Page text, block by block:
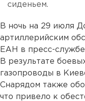
сиденьем.
В ночь на 29 июля
артиллерийским
ЕАН в пресс-
В результате
газопроводы в
Снарядом также
что привело к